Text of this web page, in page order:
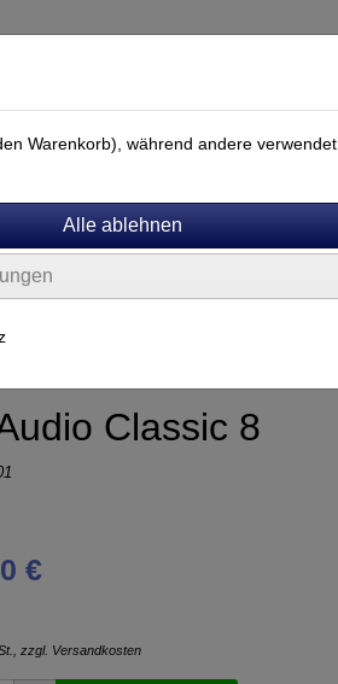
Classic 8
€
zzgl. Versandkosten
Warenkorb), während andere verwendet